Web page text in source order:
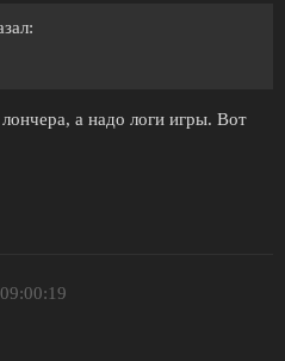
а надо логи игры. Вот